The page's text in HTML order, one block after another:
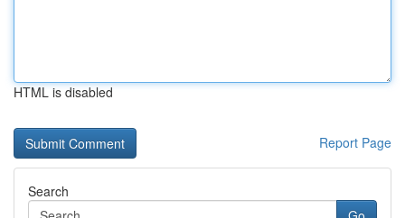
HTML is disabled
Report Page
Search